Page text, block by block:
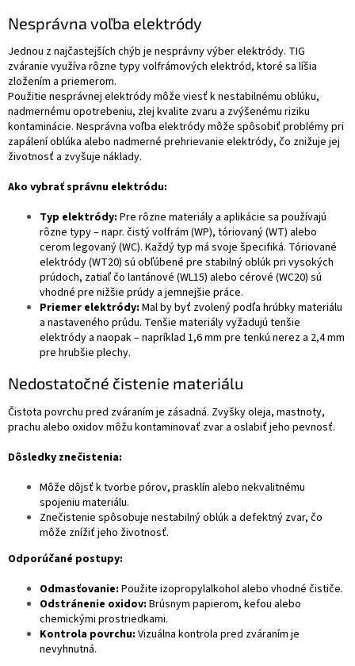
Nesprávna voľba elektródy
Jednou z najčastejších chýb je nesprávny výber elektródy. TIG
zváranie využíva rôzne typy volfrámových elektród, ktoré sa líšia
zložením a priemerom.
Použitie nesprávnej elektródy môže viesť k nestabilnému oblúku,
nadmernému opotrebeniu, zlej kvalite zvaru a zvýšenému riziku
kontaminácie. Nesprávna voľba elektródy môže spôsobiť problémy pri
zapálení oblúka alebo nadmerné prehrievanie elektródy, čo znižuje jej
životnosť a zvyšuje náklady.
Ako vybrať správnu elektródu:
Typ elektródy: Pre rôzne materiály a aplikácie sa používajú
rôzne typy – napr. čistý volfrám (WP), tóriovaný (WT) alebo
cerom legovaný (WC). Každý typ má svoje špecifiká. Tóriované
elektródy (WT20) sú obľúbené pre stabilný oblúk pri vysokých
prúdoch, zatiaľ čo lantánové (WL15) alebo cérové (WC20) sú
vhodné pre nižšie prúdy a jemnejšie práce.
Priemer elektródy: Mal by byť zvolený podľa hrúbky materiálu
a nastaveného prúdu. Tenšie materiály vyžadujú tenšie
elektródy a naopak – napríklad 1,6 mm pre tenkú nerez a 2,4 mm
pre hrubšie plechy.
Nedostatočné čistenie materiálu
Čistota povrchu pred zváraním je zásadná. Zvyšky oleja, mastnoty,
prachu alebo oxidov môžu kontaminovať zvar a oslabiť jeho pevnosť.
Dôsledky znečistenia:
Môže dôjsť k tvorbe pórov, prasklín alebo nekvalitnému
spojeniu materiálu.
Znečistenie spôsobuje nestabilný oblúk a defektný zvar, čo
môže znížiť jeho životnosť.
Odporúčané postupy:
Odmasťovanie: Použite izopropylalkohol alebo vhodné čističe.
Odstránenie oxidov: Brúsnym papierom, kefou alebo
chemickými prostriedkami.
Kontrola povrchu: Vizuálna kontrola pred zváraním je
nevyhnutná.